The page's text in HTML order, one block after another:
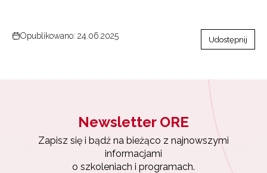
Opublikowano: 24.06.2025 Udostępnij
Newsletter ORE
Zapisz się i bądź na bieżąco z najnowszymi
informacjami
o szkoleniach i programach.